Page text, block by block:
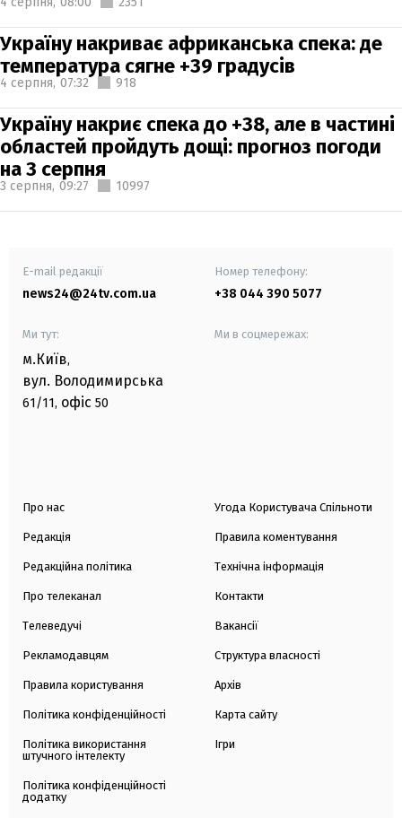
Україну накриває африканська спека: де
температура сягне +39 градусів
4 серпня, 07:32 918
Україну накриє спека до +38, але в частині
областей пройдуть дощі: прогноз погоди
на 3 серпня
3 серпня, 09:27 10997
E-mail редакції
news24@24tv.com.ua
Номер телефону:
+38 044 390 5077
Ми тут:
м.Київ,
вул. Володимирська
61/11, офіс 50
Ми в соцмережах:
Про нас
Редакція
Редакційна політика
Про телеканал
Телеведучі
Рекламодавцям
Правила користування
Політика конфіденційності
Політика використання
штучного інтелекту
Політика конфіденційності
додатку
Угода Користувача Спільноти
Правила коментування
Технічна інформація
Контакти
Вакансії
Структура власності
Архів
Карта сайту
Ігри